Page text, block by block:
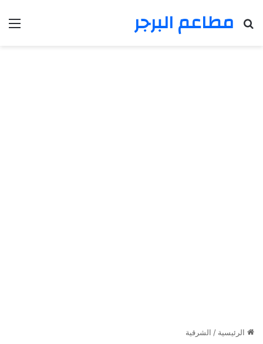
مطاعم البرجر
بحث عن
الرئيسية / الشرقية